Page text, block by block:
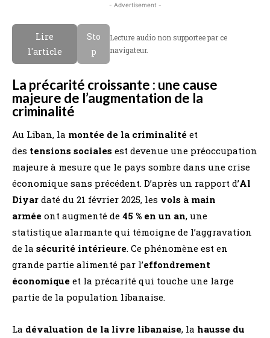
- Advertisement -
Lire
l'article
Sto
p
Lecture audio non supportee par ce
navigateur.
La précarité croissante : une cause
majeure de l’augmentation de la
criminalité
Au Liban, la montée de la criminalité et
des tensions sociales est devenue une préoccupation
majeure à mesure que le pays sombre dans une crise
économique sans précédent. D’après un rapport d’Al
Diyar daté du 21 février 2025, les vols à main
armée ont augmenté de 45 % en un an, une
statistique alarmante qui témoigne de l’aggravation
de la sécurité intérieure. Ce phénomène est en
grande partie alimenté par l’effondrement
économique et la précarité qui touche une large
partie de la population libanaise.
La dévaluation de la livre libanaise, la hausse du